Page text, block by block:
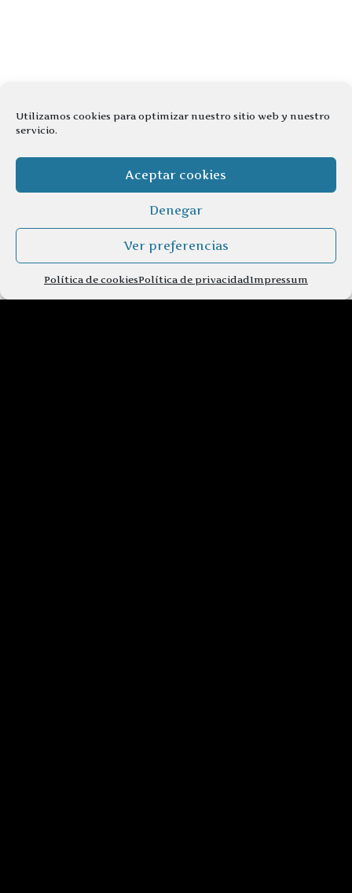
Utilizamos cookies para optimizar nuestro sitio web y nuestro
servicio.
Aceptar cookies
Denegar
Ver preferencias
Política de cookiesPolítica de privacidadImpressum